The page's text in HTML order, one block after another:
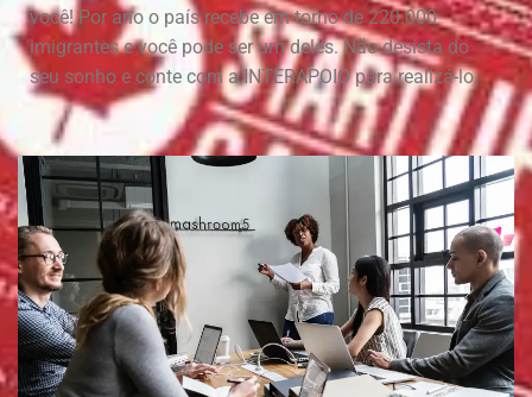
você! Por ano o país recebe em torno de 220.000
imigrantes e você pode ser um deles. Não desista do
seu sonho e conte com a INTERAPOIO para realizá-lo.